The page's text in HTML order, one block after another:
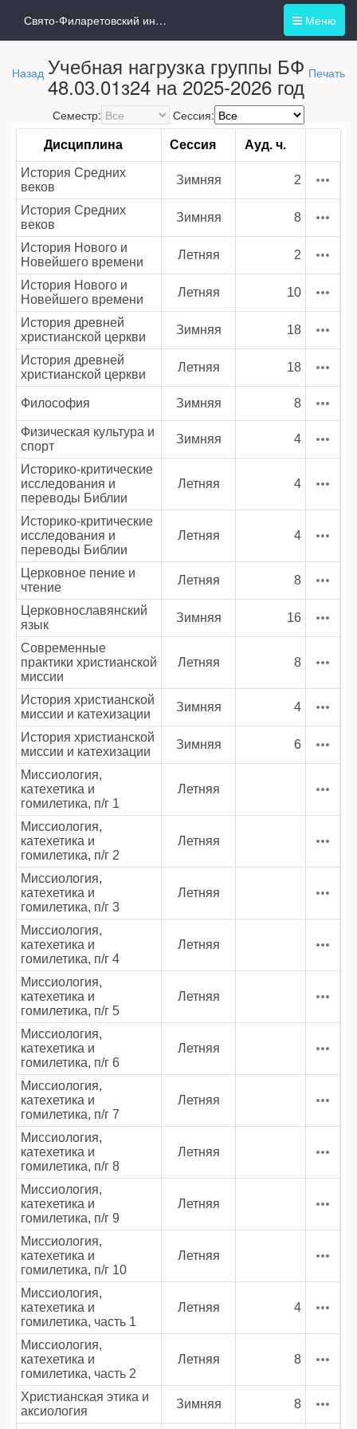
Меню
Свято-Филаретовский институт
Назад Учебная нагрузка группы БФ
48.03.01з24 на 2025-2026 год Печать
Семестр: Сессия:
Дисциплина Сессия Ауд. ч.
История Средних
веков
Зимняя 2
История Средних
веков
Зимняя 8
История Нового и
Новейшего времени
Летняя 2
История Нового и
Новейшего времени
Летняя 10
История древней
христианской церкви
Зимняя 18
История древней
христианской церкви
Летняя 18
Философия Зимняя 8
Физическая культура и
спорт
Зимняя 4
Историко-критические
исследования и
переводы Библии
Летняя 4
Историко-критические
исследования и
переводы Библии
Летняя 4
Церковное пение и
чтение
Летняя 8
Церковнославянский
язык
Зимняя 16
Современные
практики христианской
миссии
Летняя 8
История христианской
миссии и катехизации
Зимняя 4
История христианской
миссии и катехизации
Зимняя 6
Миссиология,
катехетика и
гомилетика, п/г 1
Летняя
Миссиология,
катехетика и
гомилетика, п/г 2
Летняя
Миссиология,
катехетика и
гомилетика, п/г 3
Летняя
Миссиология,
катехетика и
гомилетика, п/г 4
Летняя
Миссиология,
катехетика и
гомилетика, п/г 5
Летняя
Миссиология,
катехетика и
гомилетика, п/г 6
Летняя
Миссиология,
катехетика и
гомилетика, п/г 7
Летняя
Миссиология,
катехетика и
гомилетика, п/г 8
Летняя
Миссиология,
катехетика и
гомилетика, п/г 9
Летняя
Миссиология,
катехетика и
гомилетика, п/г 10
Летняя
Миссиология,
катехетика и
гомилетика, часть 1
Летняя 4
Миссиология,
катехетика и
гомилетика, часть 2
Летняя 8
Христианская этика и
аксиология
Зимняя 8